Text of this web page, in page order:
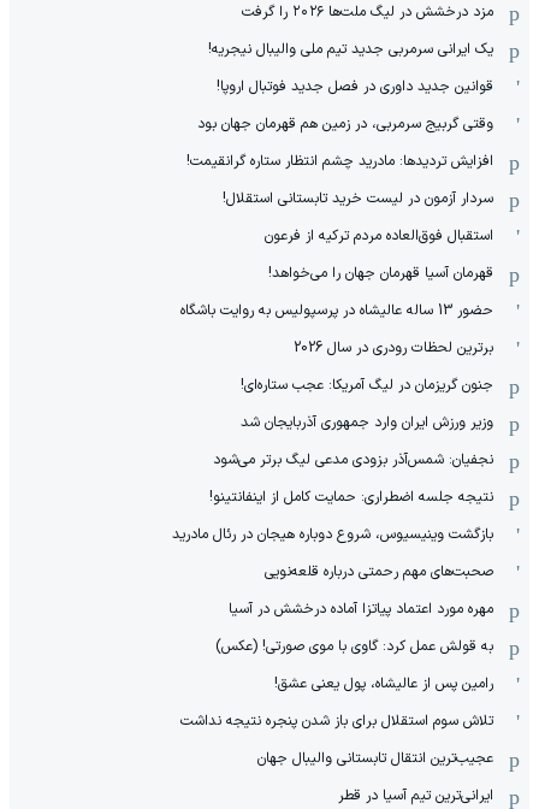
مزد درخشش در لیگ ملت‌ها ٢٠٢۶ را گرفت
یک ایرانی سرمربی جدید تیم ملی والیبال نیجریه!
قوانین جدید داوری در فصل جدید فوتبال اروپا!
وقتی گربیج سرمربی، در زمین هم قهرمان جهان بود
افزایش تردیدها: مادرید چشم انتظار ستاره گرانقیمت!
سردار آزمون در لیست خرید تابستانی استقلال!
استقبال فوق‌‌العاده مردم ترکیه از فرعون
قهرمان آسیا قهرمان جهان را می‌خواهد!
حضور 13 ساله عالیشاه در پرسپولیس به روایت باشگاه
برترین لحظات رودری در سال 2026
جنون گریزمان در لیگ آمریکا: عجب ستاره‌ای!
وزیر ورزش ایران وارد جمهوری آذربایجان شد
نجفیان: شمس‌آذر بزودی مدعی لیگ برتر می‌شود
نتیجه جلسه اضطراری: حمایت کامل از اینفانتینو!
بازگشت وینیسیوس، شروع دوباره هیجان در رئال مادرید
صحبت‌های مهم رحمتی درباره قلعه‌نویی
مهره مورد اعتماد پیاتزا آماده درخشش در آسیا
به قولش عمل کرد: گاوی با موی صورتی! (عکس)
رامین پس از عالیشاه، پول یعنی عشق!
تلاش سوم استقلال برای باز شدن پنجره نتیجه نداشت
عجیب‌ترین انتقال تابستانی والیبال جهان
ایرانی‌ترین تیم آسیا در قطر